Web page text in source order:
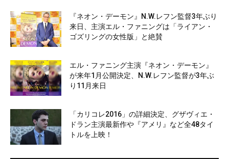
『ネオン・デーモン』N.W.レフン監督3年ぶり
来日、主演エル・ファニングは「ライアン・
ゴズリングの女性版」と絶賛
エル・ファニング主演『ネオン・デーモン』
が来年1月公開決定、N.W.レフン監督が3年ぶ
り11月来日
「カリコレ2016」の詳細決定、グザヴィエ・
ドラン主演最新作や『アメリ』など全48タイ
トルを上映！